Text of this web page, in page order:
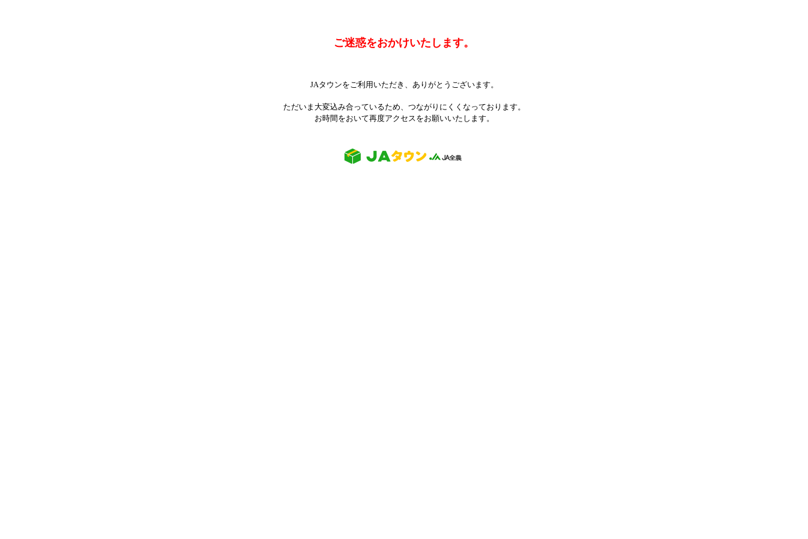
ご迷惑をおかけいたします。
JAタウンをご利用いただき、ありがとうございます。
ただいま大変込み合っているため、つながりにくくなっております。
お時間をおいて再度アクセスをお願いいたします。